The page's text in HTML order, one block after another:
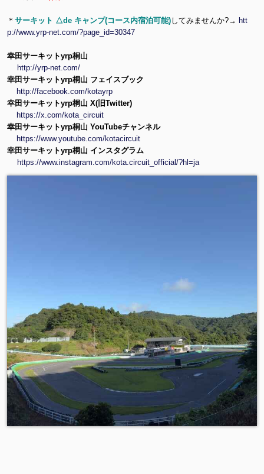
＊ サーキット △de キャンプ(コース内宿泊可能)してみませんか?→ htt
p://www.yrp-net.com/?page_id=30347
幸田サーキットyrp桐山
http://yrp-net.com/
幸田サーキットyrp桐山 フェイスブック
http://facebook.com/kotayrp
幸田サーキットyrp桐山 X(旧Twitter)
https://x.com/kota_circuit
幸田サーキットyrp桐山 YouTubeチャンネル
https://www.youtube.com/kotacircuit
幸田サーキットyrp桐山 インスタグラム
https://www.instagram.com/kota.circuit_official/?hl=ja